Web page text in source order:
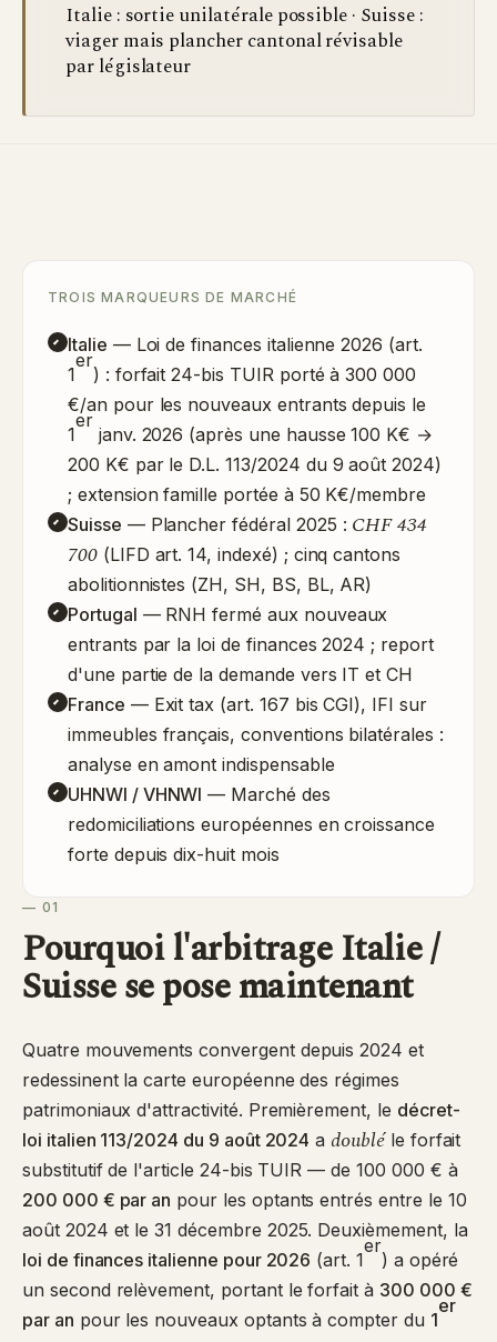
Italie : sortie unilatérale possible · Suisse :
viager mais plancher cantonal révisable
par législateur
TROIS MARQUEURS DE MARCHÉ
Italie — Loi de finances italienne 2026 (art.
1
er
) : forfait 24-bis TUIR porté à 300 000
€/an pour les nouveaux entrants depuis le
1
er
janv. 2026 (après une hausse 100 K€ →
200 K€ par le D.L. 113/2024 du 9 août 2024)
; extension famille portée à 50 K€/membre
Suisse — Plancher fédéral 2025 : CHF 434
700(LIFD art. 14, indexé) ; cinq cantons
abolitionnistes (ZH, SH, BS, BL, AR)
Portugal — RNH fermé aux nouveaux
entrants par la loi de finances 2024 ; report
d'une partie de la demande vers IT et CH
France — Exit tax (art. 167 bis CGI), IFI sur
immeubles français, conventions bilatérales :
analyse en amont indispensable
UHNWI / VHNWI — Marché des
redomiciliations européennes en croissance
forte depuis dix-huit mois
— 01
Pourquoi l'arbitrage Italie /
Suisse se pose maintenant
Quatre mouvements convergent depuis 2024 et
redessinent la carte européenne des régimes
patrimoniaux d'attractivité. Premièrement, le décret-
loi italien 113/2024 du 9 août 2024 a doubléle forfait
substitutif de l'article 24-bis TUIR — de 100 000 € à
200 000 € par an pour les optants entrés entre le 10
août 2024 et le 31 décembre 2025. Deuxièmement, la
loi de finances italienne pour 2026 (art. 1
er
) a opéré
un second relèvement, portant le forfait à 300 000 €
par an pour les nouveaux optants à compter du 1
er